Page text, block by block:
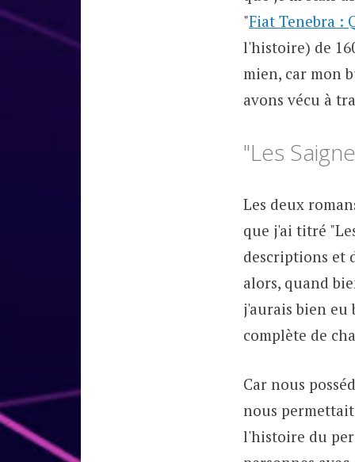
"Fiat Tenebra :
l'histoire) de
mien, car mon
avons vécu à
"Les
Les deux
que j'ai titré
descriptions et
alors, quand
j'aurais bien eu
complète de
Car nous
nous
l'histoire du